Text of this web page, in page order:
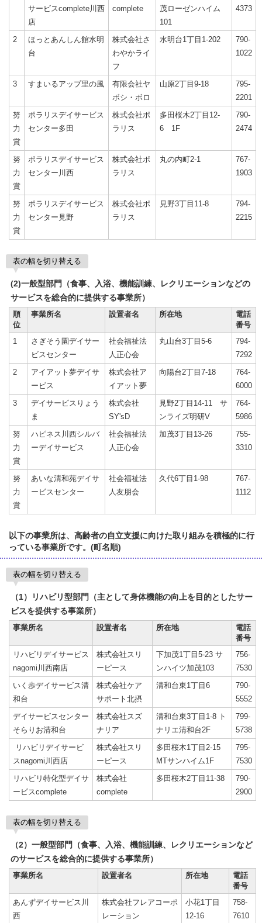
サービスcomplete川西
店
complete
茂ローゼンハイム
101
4373
2
ほっとあんしん館水明
台
株式会社さ
わやかライ
フ
水明台1丁目1-202
790-
1022
3 すまいるアップ里の風
有限会社ヤ
ボシ・ボロ
山原2丁目9-18
795-
2201
努
力
賞
ポラリスデイサービス
センター多田
株式会社ポ
ラリス
多田桜木2丁目12-
6 1F
790-
2474
努
力
賞
ポラリスデイサービス
センター川西
株式会社ポ
ラリス
丸の内町2-1
767-
1903
努
力
賞
ポラリスデイサービス
センター見野
株式会社ポ
ラリス
見野3丁目11-8
794-
2215
表の幅を切り替える
(2)一般型部門（食事、入浴、機能訓練、レクリエーションなどの
サービスを総合的に提供する事業所）
順
位
事業所名 設置者名 所在地
電話
番号
1
さぎそう園デイサー
ビスセンター
社会福祉法
人正心会
丸山台3丁目5-6
794-
7292
2
アイアット夢デイサ
ービス
株式会社ア
イアット夢
向陽台2丁目7-18
764-
6000
3
デイサービスりょう
ま
株式会社
SY'sD
見野2丁目14-11 サ
ンライズ明研V
764-
5986
努
力
賞
ハピネス川西シルバ
ーデイサービス
社会福祉法
人正心会
加茂3丁目13-26
755-
3310
努
力
賞
あいな清和苑デイサ
ービスセンター
社会福祉法
人友朋会
久代6丁目1-98
767-
1112
以下の事業所は、高齢者の自立支援に向けた取り組みを積極的に行
っている事業所です。(町名順)
表の幅を切り替える
（1）リハビリ型部門（主として身体機能の向上を目的としたサー
ビスを提供する事業所）
事業所名
設置者名 所在地
電話
番号
リハビリデイサービス
nagomi川西南店
株式会社スリ
ーピース
下加茂1丁目5-23 サ
ンハイツ加茂103
756-
7530
いく歩デイサービス清
和台
株式会社ケア
サポート北摂
清和台東1丁目6
790-
5552
デイサービスセンター
そらりお清和台
株式会社スズ
ナリア
清和台東3丁目1-8 ト
ナリエ清和台2F
799-
5738
リハビリデイサービ
スnagomi川西店
株式会社スリ
ーピース
多田桜木1丁目2-15
MTサンハイム1F
795-
7530
リハビリ特化型デイサ
ービスcomplete
株式会社
complete
多田桜木2丁目11-38
790-
2900
表の幅を切り替える
（2）一般型部門（食事、入浴、機能訓練、レクリエーションなど
のサービスを総合的に提供する事業所）
事業所名
設置者名 所在地
電話
番号
あんずデイサービス川
西
株式会社フレアコーポ
レーション
小花1丁目
12-16
758-
7610